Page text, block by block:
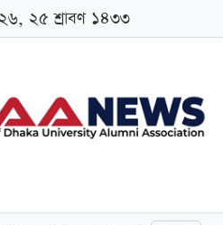
২৫ শ্রাবণ ১৪৩৩